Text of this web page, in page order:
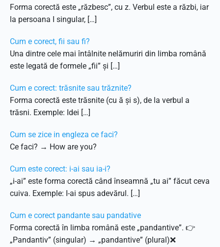
Forma corectă este „răzbesc”, cu z. Verbul este a răzbi, iar
la persoana I singular, […]
Cum e corect, fii sau fi?
Una dintre cele mai întâlnite nelămuriri din limba română
este legată de formele „fii” și […]
Cum e corect: trăsnite sau trăznite?
Forma corectă este trăsnite (cu ă și s), de la verbul a
trăsni. Exemple: Idei […]
Cum se zice in engleza ce faci?
Ce faci? → How are you?
Cum este corect: i-ai sau ia-i?
„i-ai” este forma corectă când înseamnă „tu ai” făcut ceva
cuiva. Exemple: I-ai spus adevărul. […]
Cum e corect pandante sau pandative
Forma corectă în limba română este „pandantive”. 👉
„Pandantiv” (singular) → „pandantive” (plural)❌